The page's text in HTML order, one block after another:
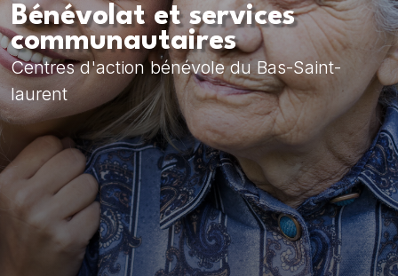
Bénévolat et services
communautaires
Centres d'action bénévole du Bas-Saint-
laurent